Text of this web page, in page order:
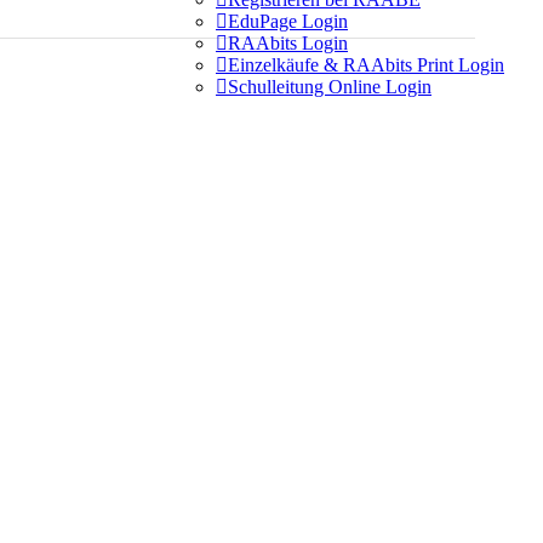
EduPage Login
RAAbits Login
Einzelkäufe & RAAbits Print Login
Schulleitung Online Login